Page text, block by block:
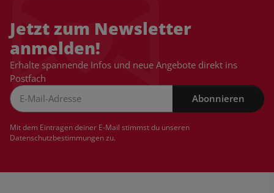
Jetzt zum Newsletter
anmelden!
Erhalte spannende Infos und neue Angebote direkt ins
Postfach
Abonnieren
Mit dem Eintragen deiner E-Mail stimmst du unseren
Datenschutzbestimmungenzu.